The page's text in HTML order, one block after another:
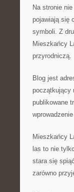
Na stronie
pojawiają się
symboli. Z
Mieszkańcy
przyrodniczą.
Blog jest
początkujący
publikowane
Mieszkańcy
las to nie
stara się
zarówno